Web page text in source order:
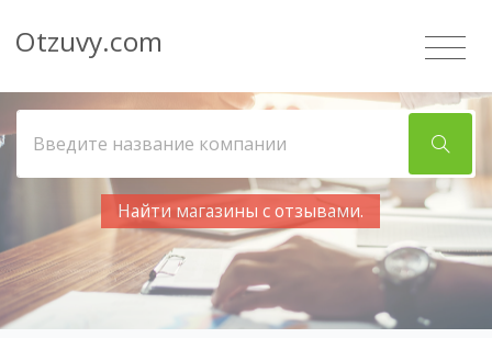
Otzuvy.com
Найти магазины с отзывами.